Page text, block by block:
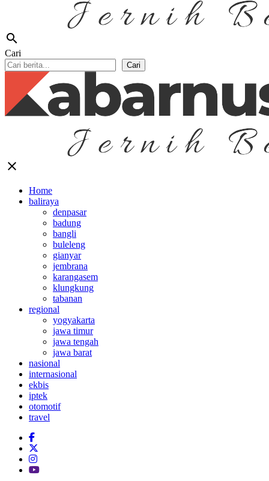
search
Cari
Cari
close
Home
baliraya
denpasar
badung
bangli
buleleng
gianyar
jembrana
karangasem
klungkung
tabanan
regional
yogyakarta
jawa timur
jawa tengah
jawa barat
nasional
internasional
ekbis
iptek
otomotif
travel